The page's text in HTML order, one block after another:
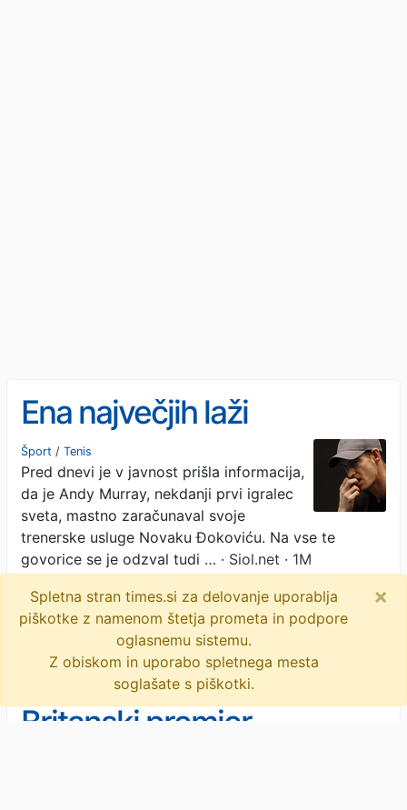
Ena največjih laži
Šport / Tenis
Pred dnevi je v javnost prišla informacija,
da je Andy Murray, nekdanji prvi igralec
sveta, mastno zaračunaval svoje
trenerske usluge Novaku Đokoviću. Na vse te
govorice se je odzval tudi … · Siol.net · 1M
novak đoković andy murray wimbledon
objavi tvitaj
Britanski premier
Spletna stran times.si za delovanje uporablja
piškotke z namenom štetja prometa in podpore
oglasnemu sistemu.
Z obiskom in uporabo spletnega mesta
soglašate s piškotki.
×